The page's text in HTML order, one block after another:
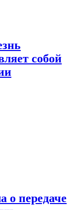
собой
о передаче